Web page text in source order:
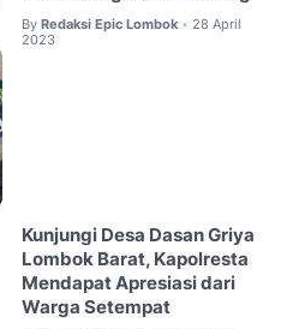
By Redaksi Epic Lombok • 28 April
2023
Kunjungi Desa Dasan Griya
Lombok Barat, Kapolresta
Mendapat Apresiasi dari
Warga Setempat